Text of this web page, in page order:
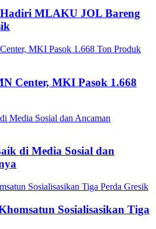
MLAKU JOL Bareng
Center, MKI Pasok 1.668
di Media Sosial dan
Sosialisasikan Tiga